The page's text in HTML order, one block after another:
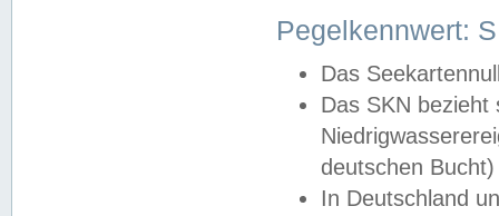
Pegelkennwert:
Das
Das SKN
deutschen
In Deutschland